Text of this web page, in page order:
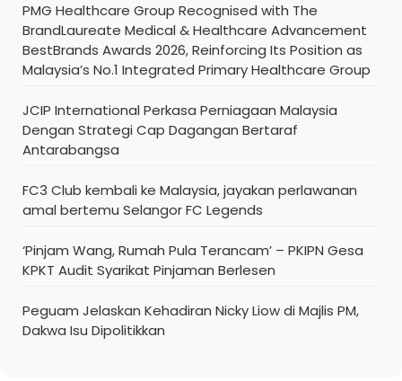
PMG Healthcare Group Recognised with The
BrandLaureate Medical & Healthcare Advancement
BestBrands Awards 2026, Reinforcing Its Position as
Malaysia’s No.1 Integrated Primary Healthcare Group
JCIP International Perkasa Perniagaan Malaysia
Dengan Strategi Cap Dagangan Bertaraf
Antarabangsa
FC3 Club kembali ke Malaysia, jayakan perlawanan
amal bertemu Selangor FC Legends
‘Pinjam Wang, Rumah Pula Terancam’ – PKIPN Gesa
KPKT Audit Syarikat Pinjaman Berlesen
Peguam Jelaskan Kehadiran Nicky Liow di Majlis PM,
Dakwa Isu Dipolitikkan